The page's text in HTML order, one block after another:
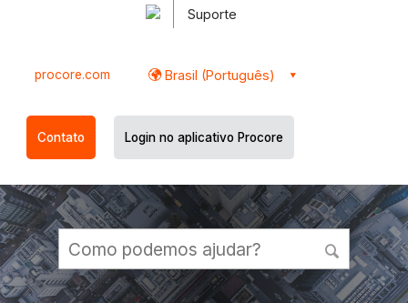
Suporte
procore.com Brasil (Português)
Contato Login no aplicativo Procore